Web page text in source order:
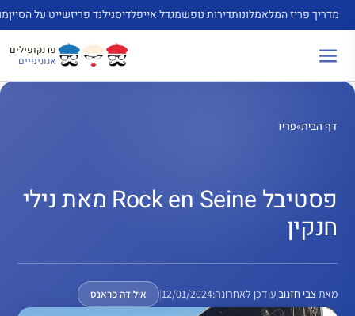
לדלג
לתוכן
מדריך פריז המלאמלונותדירות נופשמגדל אייפלדיסנילנד פריזשייט על הסיין
פרנקופילים
אנונימיים
דף הבית»פריז
פסטיבל Rock en Seine מאת נילי
חנקין
מאתצבי חזנוב|עודכן לאחרונה:12/01/2024
| איל דה פראנס